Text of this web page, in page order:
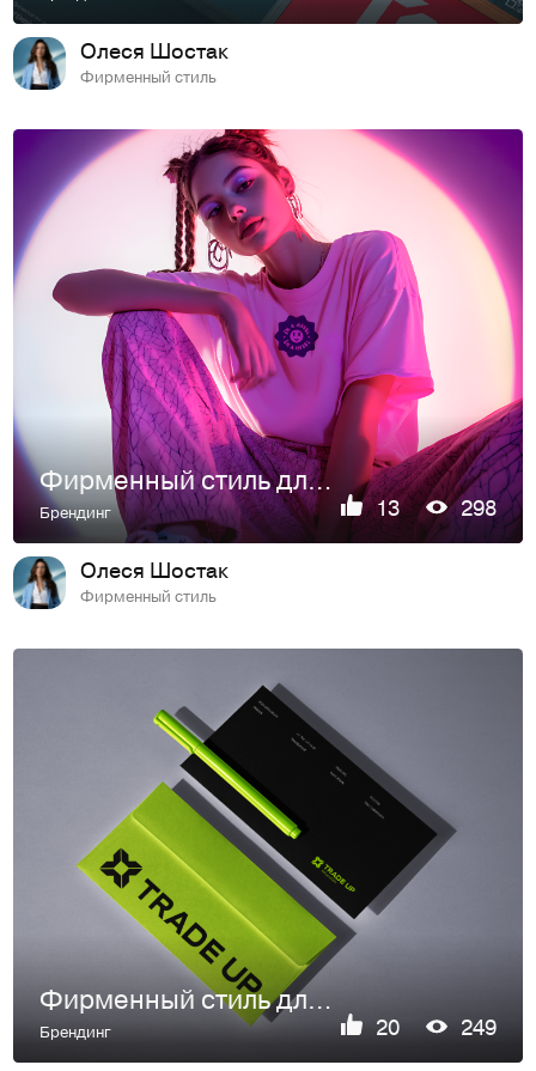
Олеся Шостак
Фирменный стиль
Фирменный стиль для детского модельного агентства
Брендинг 13 298
Олеся Шостак
Фирменный стиль
Фирменный стиль для школы трейдинга
Брендинг 20 249